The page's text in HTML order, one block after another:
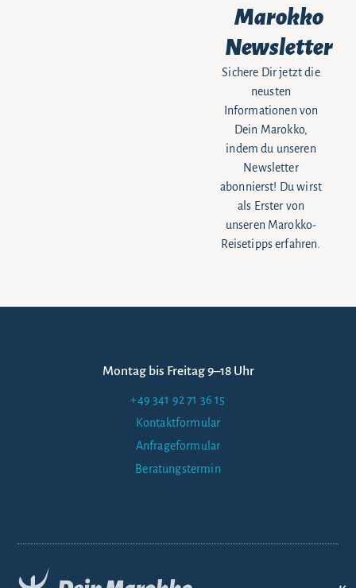
Marokko
Newsletter
Sichere Dir jetzt die
neusten
Informationen von
Dein Marokko,
indem du unseren
Newsletter
abonnierst! Du wirst
als Erster von
unseren Marokko-
Reisetipps erfahren.
Montag bis Freitag 9–18 Uhr
+49 341 92 71 36 15
Kontaktformular
Anfrageformular
Beratungstermin